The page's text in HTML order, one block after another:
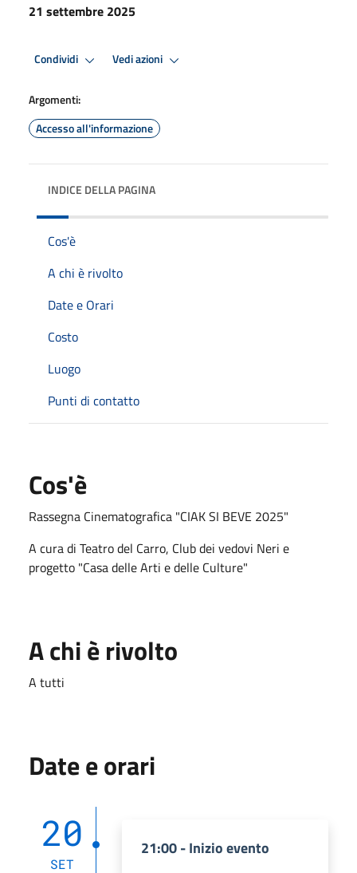
21 settembre 2025
Condividi Vedi azioni
Argomenti:
Accesso all'informazione
INDICE DELLA PAGINA
Cos'è
A chi è rivolto
Date e Orari
Costo
Luogo
Punti di contatto
Cos'è
Rassegna Cinematografica "CIAK SI BEVE 2025"
A cura di Teatro del Carro, Club dei vedovi Neri e
progetto "Casa delle Arti e delle Culture"
A chi è rivolto
A tutti
Date e orari
20
SET
21:00 - Inizio evento